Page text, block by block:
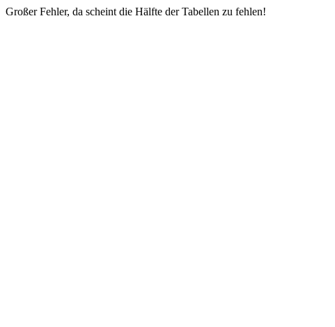
Großer Fehler, da scheint die Hälfte der Tabellen zu fehlen!